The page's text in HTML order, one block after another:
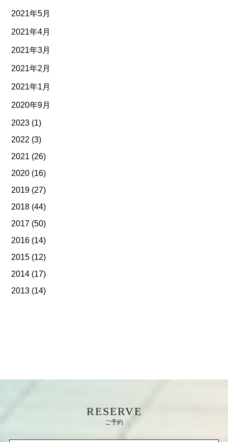
2021年5月
2021年4月
2021年3月
2021年2月
2021年1月
2020年9月
2023 (1)
2022 (3)
2021 (26)
2020 (16)
2019 (27)
2018 (44)
2017 (50)
2016 (14)
2015 (12)
2014 (17)
2013 (14)
RESERVE
ご予約